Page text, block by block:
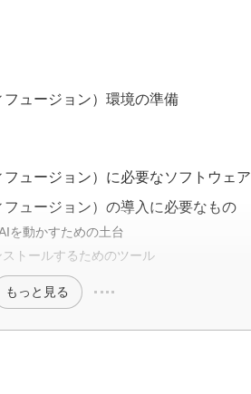
ュージョン）環境の準備
ュージョン）に必要なソフトウェア
ュージョン）の導入に必要なもの
を動かすための土台
トールするためのツール
もっと見る